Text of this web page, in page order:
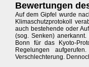
Bewertungen
Auf dem Gipfel wurde
Klimaschutzprotokoll
auch bestehende oder
(sog. Senken)
Bonn für das Kyoto-
Regelungen
Verschlechterung.